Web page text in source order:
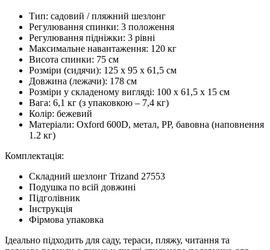
Тип: садовий / пляжний шезлонг
Регулювання спинки: 3 положення
Регулювання підніжки: 3 рівні
Максимальне навантаження: 120 кг
Висота спинки: 75 см
Розміри (сидячи): 125 х 95 х 61,5 см
Довжина (лежачи): 178 см
Розміри у складеному вигляді: 100 х 61,5 х 15 см
Вага: 6,1 кг (з упаковкою – 7,4 кг)
Колір: бежевий
Матеріали: Oxford 600D, метал, PP, бавовна (наповнення
1.2 кг)
Комплектація:
Складний шезлонг Trizand 27553
Подушка по всій довжині
Підголівник
Інструкція
Фірмова упаковка
Ідеально підходить для саду, тераси, пляжу, читання та